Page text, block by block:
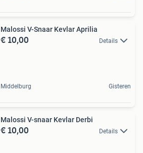
Malossi V-Snaar Kevlar Aprilia
€ 10,00 Details
Middelburg Gisteren
Malossi V-snaar Kevlar Derbi
€ 10,00 Details